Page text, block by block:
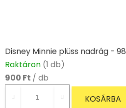
Disney Minnie plüss nadrág - 98
Raktáron (1 db)
900 Ft / db
KOSÁRBA